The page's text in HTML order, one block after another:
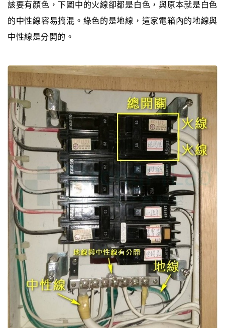
該要有顏色，下圖中的火線卻都是白色，與原本就是白色
的中性線容易搞混。綠色的是地線，這家電箱內的地線與
中性線是分開的。